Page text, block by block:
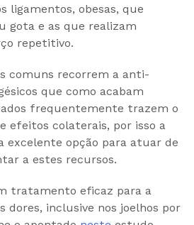
ligamentos, obesas, que
gota e as que realizam
repetitivo.
comuns recorrem a anti-
que como acabam
frequentemente trazem o
efeitos colaterais, por isso a
excelente opção para atuar de
a estes recursos.
tratamento eficaz para a
dores, inclusive nos joelhos por